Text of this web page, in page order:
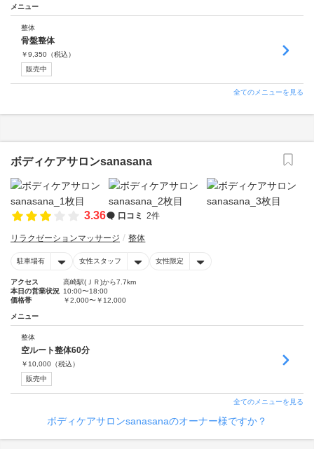
メニュー
整体
骨盤整体
￥9,350 （税込）
販売中
全てのメニューを見る
ボディケアサロンsanasana
3.36 口コミ 2件
リラクゼーションマッサージ 整体
駐車場有 女性スタッフ 女性限定
アクセス
高崎駅(ＪＲ)から7.7km
本日の営業状況 10:00〜18:00
価格帯
￥2,000〜￥12,000
メニュー
整体
空ルート整体60分
￥ 10,000 （税込）
販売中
全てのメニューを見る
ボディケアサロンsanasanaのオーナー様ですか？